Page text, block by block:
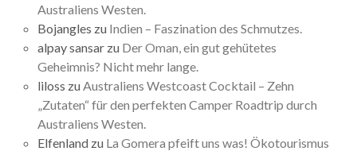
Australiens Westen.
Bojangles zu Indien – Faszination des Schmutzes.
alpay sansar zu Der Oman, ein gut gehütetes
Geheimnis? Nicht mehr lange.
liloss zu Australiens Westcoast Cocktail – Zehn
„Zutaten“ für den perfekten Camper Roadtrip durch
Australiens Westen.
Elfenland zu La Gomera pfeift uns was! Ökotourismus